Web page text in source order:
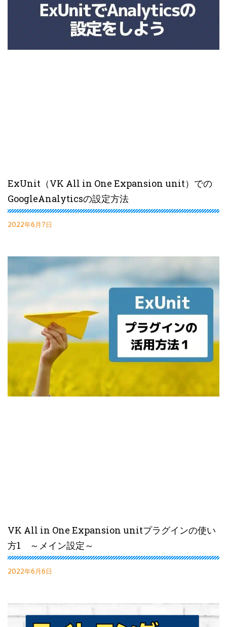
ExUnit（VK All in One Expansion unit）での
GoogleAnalyticsの設定方法
2022年6月7日
VK All in One Expansion unitプラグインの使い
方1 ～メイン設定～
2022年6月6日